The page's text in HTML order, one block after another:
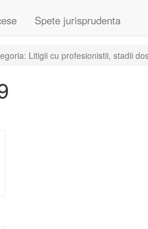
Spete jurisprudenta
Litigii cu profesionistii, stadii